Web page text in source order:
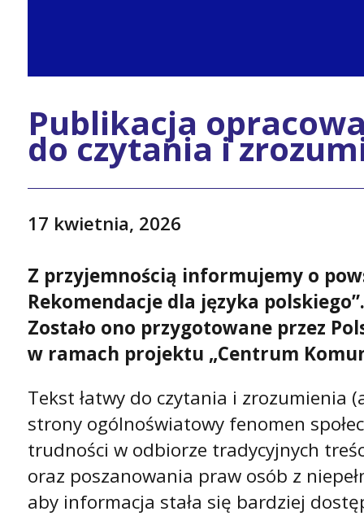
Publikacja
do czytania i
17 kwietnia, 2026
Z przyjemnością informujemy o
Rekomendacje dla języka
Zostało ono przygotowane przez
w ramach projektu „Centrum
Tekst łatwy do czytania i zrozumienia
strony ogólnoświatowy fenomen
trudności w odbiorze tradycyjnych
oraz poszanowania praw osób z
aby informacja stała się bardziej